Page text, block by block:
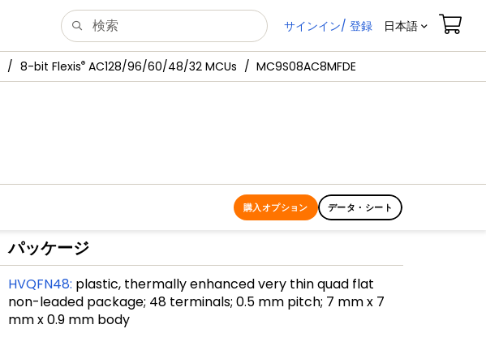
サインイン/ 登録 日本語
8-bit Flexis® AC128/96/60/48/32 MCUs MC9S08AC8MFDE
購入オプション データ・シート
パッケージ
HVQFN48: plastic, thermally enhanced very thin quad flat
non-leaded package; 48 terminals; 0.5 mm pitch; 7 mm x 7
mm x 0.9 mm body